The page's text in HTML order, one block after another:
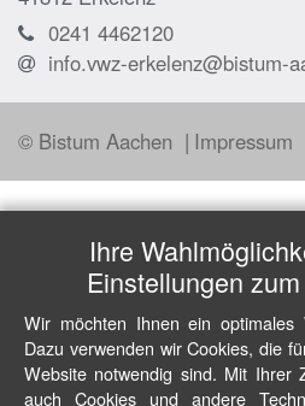
0241 4462120
info.vwz-erkelenz@bistum-
© Bistum Aachen Impressum
Ihre
Einstellungen
Wir möchten Ihnen ein optimales
Dazu verwenden wir Cookies, die
Website notwendig sind. Mit Ihrer
auch Cookies und andere